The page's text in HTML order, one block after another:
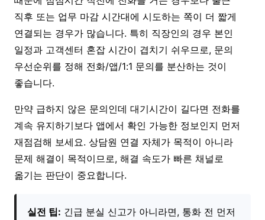
직후 또는 업무 마감 시간대에 시도하는 쪽이 더 짧게
연결되는 경우가 많습니다. 특히 직장인의 경우 본인
일정과 고객센터 혼잡 시간이 겹치기 쉬우므로, 문의
우선순위를 정해 전화/앱/1:1 문의를 분산하는 것이
좋습니다.
만약 급하지 않은 문의인데 대기시간이 길다면 전화를
계속 유지하기보다 앱에서 확인 가능한 정보인지 먼저
재점검해 보세요. 상담원 연결 자체가 목적이 아니라
문제 해결이 목적이므로, 해결 속도가 빠른 채널로
옮기는 판단이 중요합니다.
실전 팁: 긴급 분실 신고가 아니라면, 통화 전 먼저